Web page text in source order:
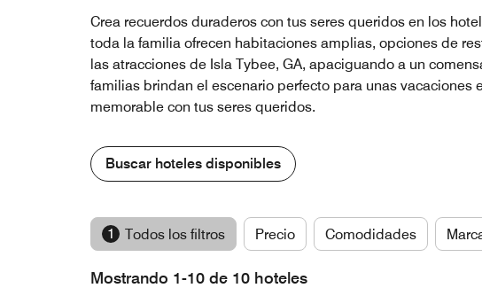
Crea recuerdos duraderos con tus seres queridos en los
toda la familia ofrecen habitaciones amplias, opciones de
las atracciones de Isla Tybee, GA, apaciguando a un
familias brindan el escenario perfecto para unas
memorable con tus seres queridos.
Buscar hoteles disponibles
1 Todos los filtros Precio Comodidades
Mostrando 1-10 de 10 hoteles